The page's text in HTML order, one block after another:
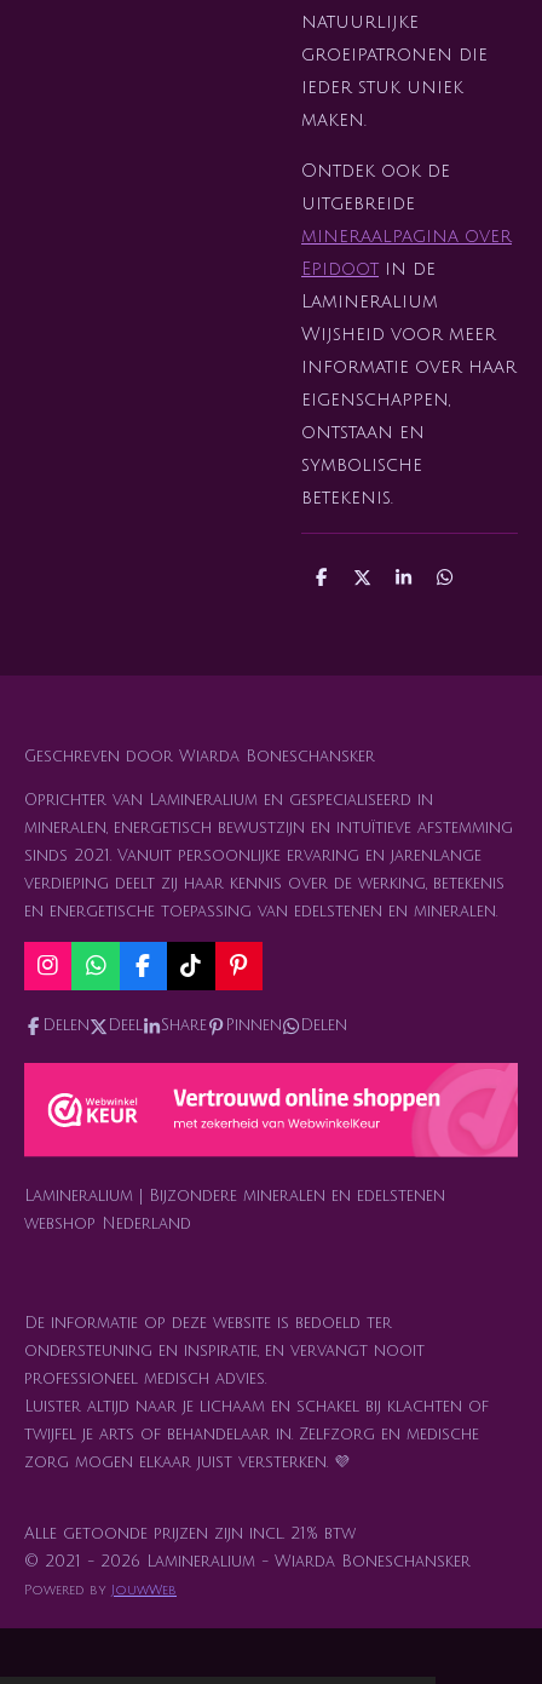
natuurlijke
groeipatronen die
ieder stuk uniek
maken.
Ontdek ook de
uitgebreide
mineraalpagina over
Epidoot in de
Lamineralium
Wijsheid voor meer
informatie over haar
eigenschappen,
ontstaan en
symbolische
betekenis.
D
D
S
D
Geschreven door Wiarda Boneschansker
Oprichter van Lamineralium en gespecialiseerd in
mineralen, energetisch bewustzijn en intuïtieve afstemming
sinds 2021. Vanuit persoonlijke ervaring en jarenlange
verdieping deelt zij haar kennis over de werking, betekenis
en energetische toepassing van edelstenen en mineralen.
I
n
s
a
r
a
W
h
a
t
s
p
p
F
a
c
e
b
T
i
k
o
P
i
n
e
e
s
Delen Deel Share Pinnen Delen
Lamineralium | Bijzondere mineralen en edelstenen
webshop Nederland
De informatie op deze website is bedoeld ter
ondersteuning en inspiratie, en vervangt nooit
professioneel medisch advies.
Luister altijd naar je lichaam en schakel bij klachten of
twijfel je arts of behandelaar in. Zelfzorg en medische
zorg mogen elkaar juist versterken. 💜
Alle getoonde prijzen zijn incl. 21% btw
© 2021 - 2026 Lamineralium - Wiarda Boneschansker
Powered by JouwWeb